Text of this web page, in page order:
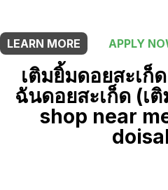
LEARN MORE
APPLY
เติมยิ้มดอยสะเก็
ฉันดอยสะเก็ด (เ
shop near